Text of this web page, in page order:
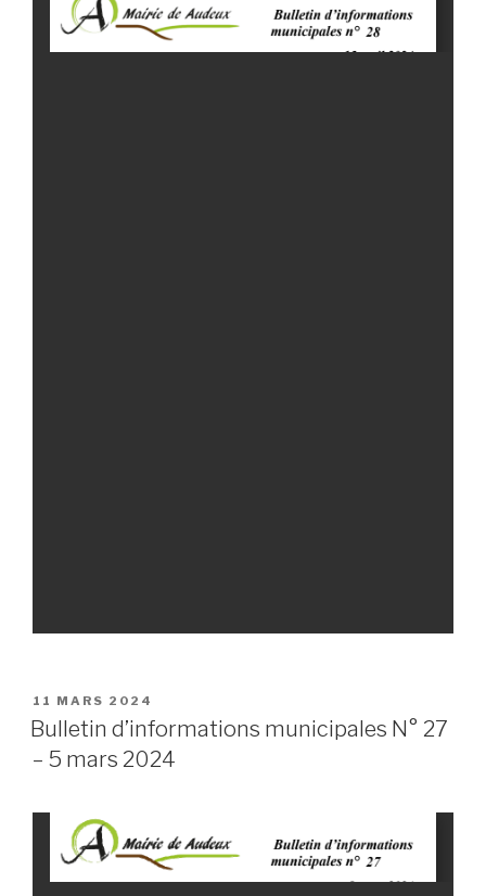
PUBLIÉ
LE
11 MARS 2024
Bulletin d’informations municipales N° 27
– 5 mars 2024